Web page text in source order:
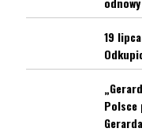
19
Polsce